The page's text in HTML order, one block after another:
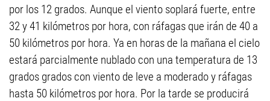
por los 12 grados. Aunque el viento soplará fuerte, entre
32 y 41 kilómetros por hora, con ráfagas que irán de 40 a
50 kilómetros por hora. Ya en horas de la mañana el cielo
estará parcialmente nublado con una temperatura de 13
grados grados con viento de leve a moderado y ráfagas
hasta 50 kilómetros por hora. Por la tarde se producirá